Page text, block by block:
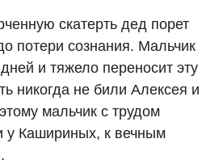
скатерть дед порет
потери сознания. Мальчик
и тяжело переносит эту
никогда не били Алексея и
мальчик с трудом
у Кашириных, к вечным